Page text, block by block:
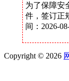
为了保障安
件，签订正
间：2026-
Copyright © 2026